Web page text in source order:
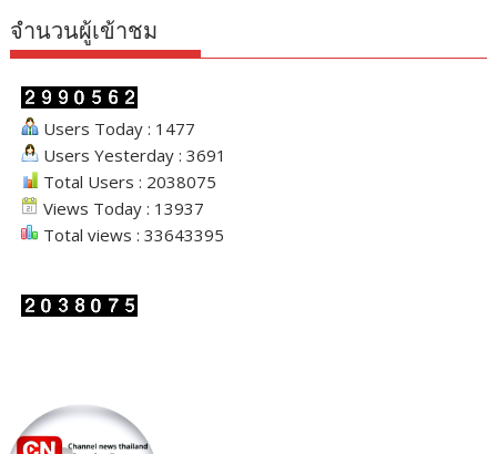
จำนวนผู้เข้าชม
Users Today : 1477
Users Yesterday : 3691
Total Users : 2038075
Views Today : 13937
Total views : 33643395